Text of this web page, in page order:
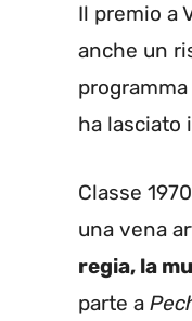
Il premio a
anche un
ha lasciato
Classe
una vena
regia, la
parte a